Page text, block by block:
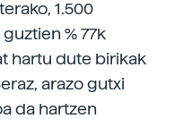
1.500
% 77k
hartu dute birikak
arazo gutxi
da hartzen